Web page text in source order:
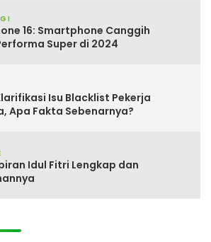
16: Smartphone Canggih
Super di 2024
Isu Blacklist Pekerja
Apa Fakta Sebenarnya?
Idul Fitri Lengkap dan